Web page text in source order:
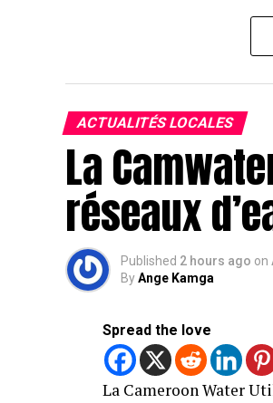
ACTUALITÉS LOCALES
La
réseaux
Published 2 hours ago on
ByAnge Kamga
Spread the love
La Cameroon Water